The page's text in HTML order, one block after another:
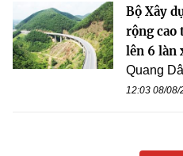
Bộ Xây
rộng cao
lên 6 làn
Quang
12:03 08/08/